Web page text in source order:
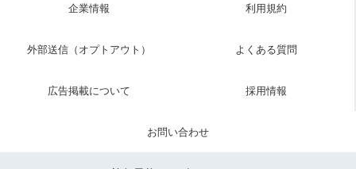
企業情報 利用規約
外部送信（オプトアウト） よくある質問
広告掲載について 採用情報
お問い合わせ